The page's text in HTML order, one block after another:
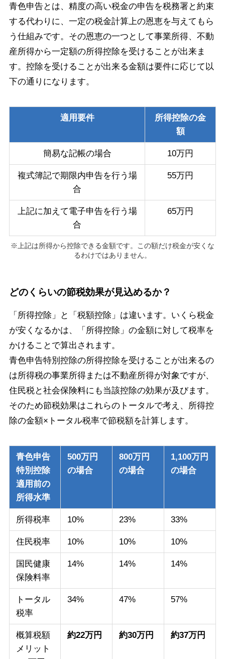
青色申告とは、精度の高い税金の申告を税務署と約束
する代わりに、一定の税金計算上の恩恵を与えてもら
う仕組みです。その恩恵の一つとして事業所得、不動
産所得から一定額の所得控除を受けることが出来ま
す。控除を受けることが出来る金額は要件に応じて以
下の通りになります。
適用要件
所得控除の金
額
簡易な記帳の場合 10万円
複式簿記で期限内申告を行う場
合
55万円
上記に加えて電子申告を行う場
合
65万円
※上記は所得から控除できる金額です。この額だけ税金が安くな
るわけではありません。
どのくらいの節税効果が見込めるか？
「所得控除」と「税額控除」は違います。いくら税金
が安くなるかは、「所得控除」の金額に対して税率を
かけることで算出されます。
青色申告特別控除の所得控除を受けることが出来るの
は所得税の事業所得または不動産所得が対象ですが、
住民税と社会保険料にも当該控除の効果が及びます。
そのため節税効果はこれらのトータルで考え、所得控
除の金額×トータル税率で節税額を計算します。
青色申告
特別控除
適用前の
所得水準
500万円
の場合
800万円
の場合
1,100万円
の場合
所得税率 10% 23% 33%
住民税率 10% 10% 10%
国民健康
保険料率
14% 14% 14%
トータル
税率
34% 47% 57%
概算税額
メリット
約22万円 約30万円 約37万円